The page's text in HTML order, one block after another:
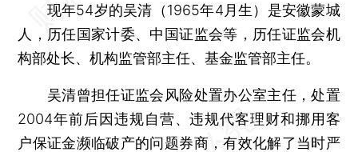
现年54岁的吴清（1965年4月生）是安徽蒙城
人，历任国家计委、中国证监会等，历任证监会机
构部处长、机构监管部主任、基金监管部主任。
吴清曾担任证监会风险处置办公室主任，处置
2004年前后因违规自营、违规代客理财和挪用客
户保证金濒临破产的问题券商，有效化解了当时严